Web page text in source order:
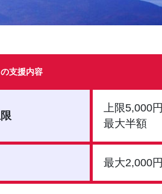
支援内容
上限5,000円
最大半額
最大2,000円